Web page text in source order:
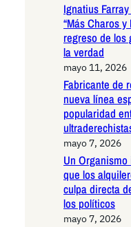
Ignatius
“Más Charos
regreso de los
la verdad
mayo 11, 2026
Fabricante de
nueva línea
popularidad
mayo 7, 2026
Un
que los
culpa directa
los políticos
mayo 7, 2026